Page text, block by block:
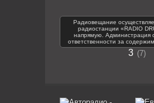
Радиовещание
радиостанции «RADIO
напрямую. Администрация
ответственности за
3 7